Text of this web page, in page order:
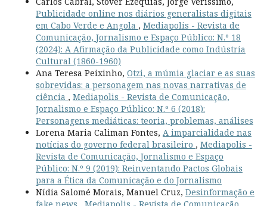
Publicidade online nos diários generalistas digitais
em Cabo Verde e Angola , Mediapolis - Revista de
Comunicação, Jornalismo e Espaço Público: N.º 18
(2024): A Afirmação da Publicidade como Indústria
Cultural (1860-1960)
Ana Teresa Peixinho, Otzi, a múmia glaciar e as suas
sobrevidas: a personagem nas novas narrativas de
ciência , Mediapolis - Revista de Comunicação,
Jornalismo e Espaço Público: N.º 6 (2018):
Personagens mediáticas: teoria, problemas, análises
Lorena Maria Caliman Fontes, A imparcialidade nas
notícias do governo federal brasileiro , Mediapolis -
Revista de Comunicação, Jornalismo e Espaço
Público: N.º 9 (2019): Reinventando Pactos Globais
para a Ética da Comunicação e do Jornalismo
Nídia Salomé Morais, Manuel Cruz, Desinformação e